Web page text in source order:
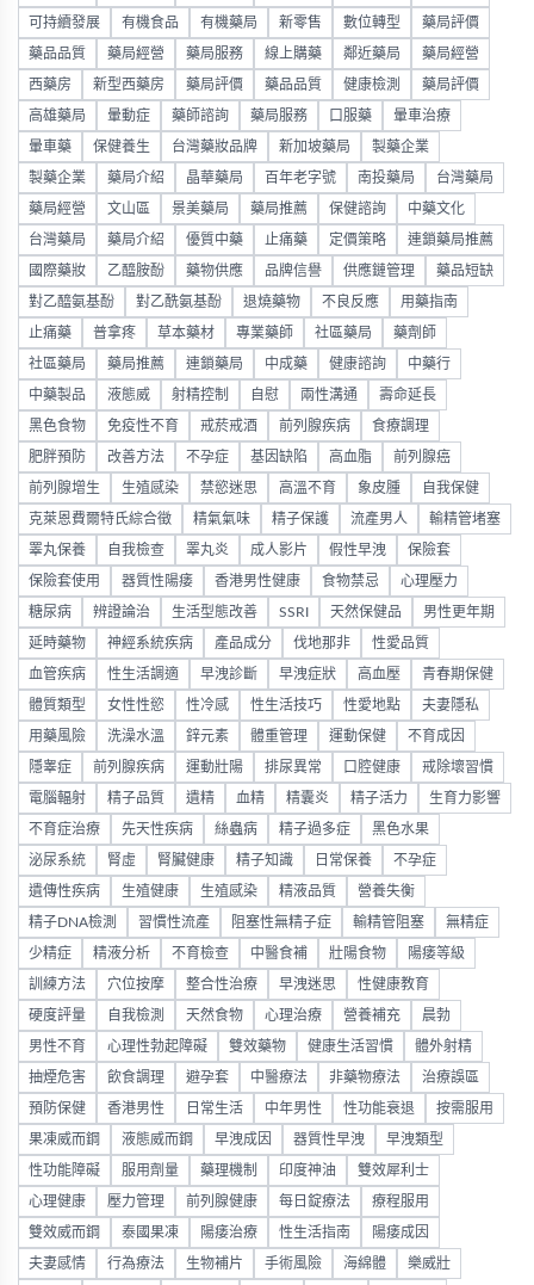
可持續發展 有機食品 有機藥局 新零售 數位轉型 藥局評價
藥品品質 藥局經營 藥局服務 線上購藥 鄰近藥局 藥局經營
西藥房 新型西藥房 藥局評價 藥品品質 健康檢測 藥局評價
高雄藥局 暈動症 藥師諮詢 藥局服務 口服藥 暈車治療
暈車藥 保健養生 台灣藥妝品牌 新加坡藥局 製藥企業
製藥企業 藥局介紹 晶華藥局 百年老字號 南投藥局 台灣藥局
藥局經營 文山區 景美藥局 藥局推薦 保健諮詢 中藥文化
台灣藥局 藥局介紹 優質中藥 止痛藥 定價策略 連鎖藥局推薦
國際藥妝 乙醯胺酚 藥物供應 品牌信譽 供應鏈管理 藥品短缺
對乙醯氨基酚 對乙酰氨基酚 退燒藥物 不良反應 用藥指南
止痛藥 普拿疼 草本藥材 專業藥師 社區藥局 藥劑師
社區藥局 藥局推薦 連鎖藥局 中成藥 健康諮詢 中藥行
中藥製品 液態威 射精控制 自慰 兩性溝通 壽命延長
黑色食物 免疫性不育 戒菸戒酒 前列腺疾病 食療調理
肥胖預防 改善方法 不孕症 基因缺陷 高血脂 前列腺癌
前列腺增生 生殖感染 禁慾迷思 高溫不育 象皮腫 自我保健
克萊恩費爾特氏綜合徵 精氣氣味 精子保護 流產男人 輸精管堵塞
睪丸保養 自我檢查 睪丸炎 成人影片 假性早洩 保險套
保險套使用 器質性陽痿 香港男性健康 食物禁忌 心理壓力
糖尿病 辨證論治 生活型態改善 SSRI 天然保健品 男性更年期
延時藥物 神經系統疾病 產品成分 伐地那非 性愛品質
血管疾病 性生活調適 早洩診斷 早洩症狀 高血壓 青春期保健
體質類型 女性性慾 性冷感 性生活技巧 性愛地點 夫妻隱私
用藥風險 洗澡水溫 鋅元素 體重管理 運動保健 不育成因
隱睾症 前列腺疾病 運動壯陽 排尿異常 口腔健康 戒除壞習慣
電腦輻射 精子品質 遺精 血精 精囊炎 精子活力 生育力影響
不育症治療 先天性疾病 絲蟲病 精子過多症 黑色水果
泌尿系統 腎虛 腎臟健康 精子知識 日常保養 不孕症
遺傳性疾病 生殖健康 生殖感染 精液品質 營養失衡
精子DNA檢測 習慣性流產 阻塞性無精子症 輸精管阻塞 無精症
少精症 精液分析 不育檢查 中醫食補 壯陽食物 陽痿等級
訓練方法 穴位按摩 整合性治療 早洩迷思 性健康教育
硬度評量 自我檢測 天然食物 心理治療 營養補充 晨勃
男性不育 心理性勃起障礙 雙效藥物 健康生活習慣 體外射精
抽煙危害 飲食調理 避孕套 中醫療法 非藥物療法 治療誤區
預防保健 香港男性 日常生活 中年男性 性功能衰退 按需服用
果凍威而鋼 液態威而鋼 早洩成因 器質性早洩 早洩類型
性功能障礙 服用劑量 藥理機制 印度神油 雙效犀利士
心理健康 壓力管理 前列腺健康 每日錠療法 療程服用
雙效威而鋼 泰國果凍 陽痿治療 性生活指南 陽痿成因
夫妻感情 行為療法 生物補片 手術風險 海綿體 樂威壯